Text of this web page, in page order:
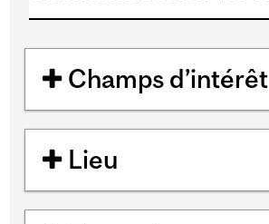
Champs d’intérêt
Lieu